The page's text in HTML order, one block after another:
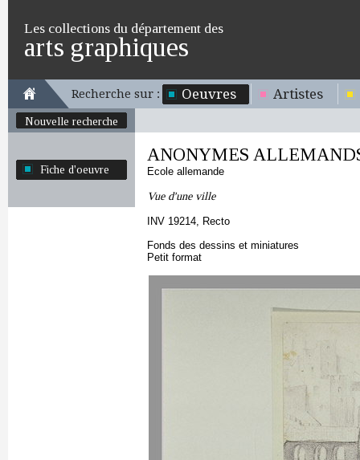
Les collections du département des
arts graphiques
Recherche sur : Oeuvres Artistes
Nouvelle recherche
Fiche d'oeuvre
ANONYMES
Ecole allemande
Vue d'une ville
INV 19214, Recto
Fonds des dessins et miniatures
Petit format